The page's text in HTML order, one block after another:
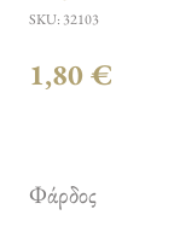
SKU: 32103
1,80 €
Φάρδος